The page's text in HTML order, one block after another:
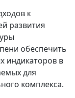
к
развития
обеспечить
индикаторов в
для
комплекса.